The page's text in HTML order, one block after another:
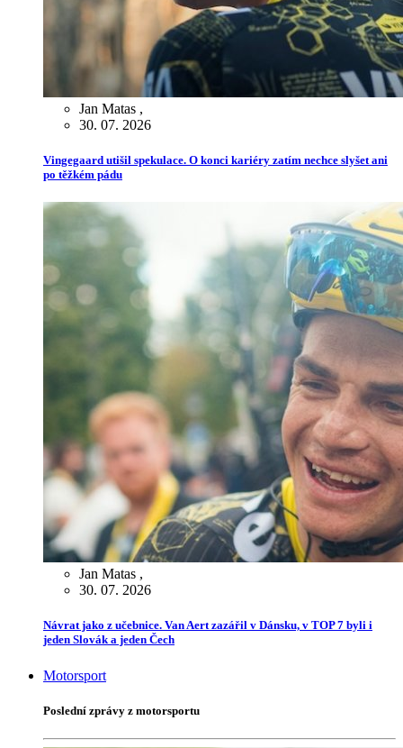
Jan Matas ,
30. 07. 2026
Vingegaard utišil spekulace. O konci kariéry zatím nechce slyšet ani
po těžkém pádu
Jan Matas ,
30. 07. 2026
Návrat jako z učebnice. Van Aert zazářil v Dánsku, v TOP 7 byli i
jeden Slovák a jeden Čech
Motorsport
Poslední zprávy z motorsportu